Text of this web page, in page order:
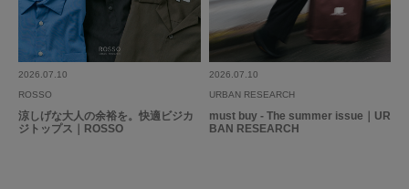
2026.07.10
ROSSO
涼しげな大人の余裕を。快適ビジカ
ジトップス｜ROSSO
2026.07.10
URBAN RESEARCH
must buy - The summer issue｜UR
BAN RESEARCH